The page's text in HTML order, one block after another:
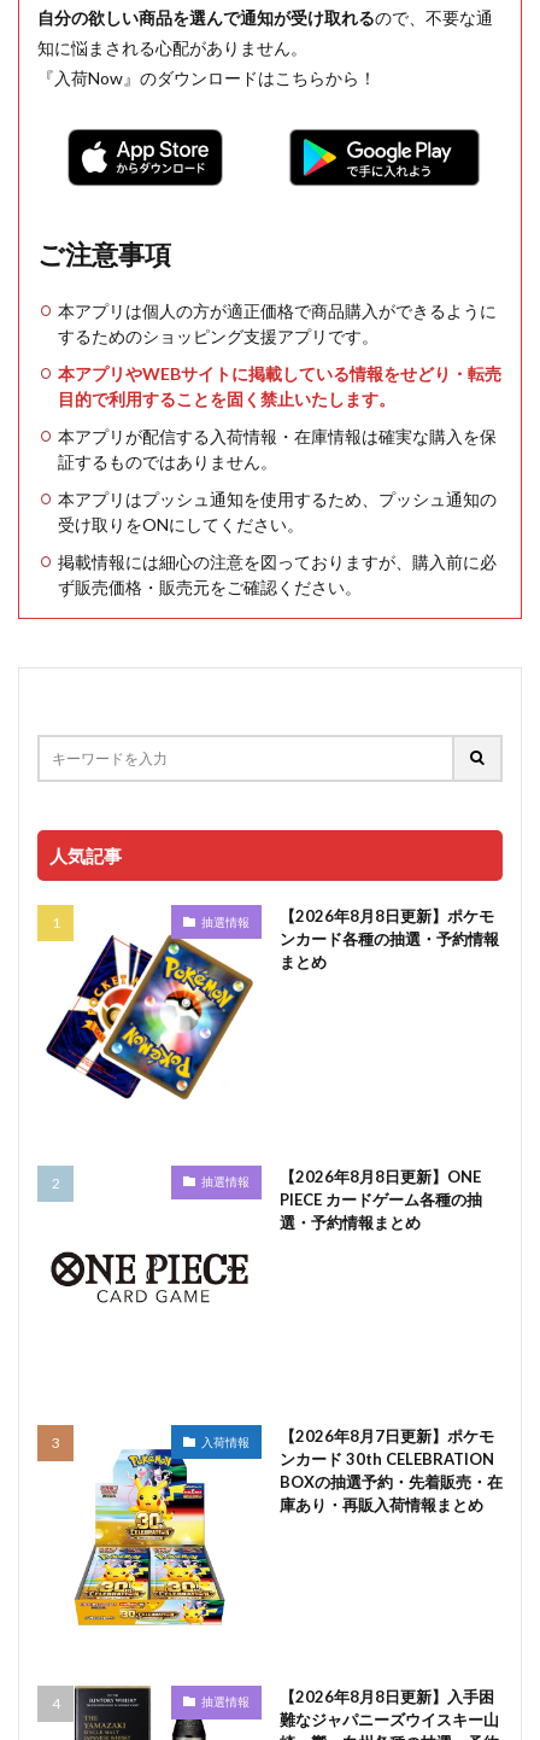
自分の欲しい商品を選んで通知が受け取れるので、不要な通
知に悩まされる心配がありません。
『入荷Now』のダウンロードはこちらから！
ご注意事項
本アプリは個人の方が適正価格で商品購入ができるように
するためのショッピング支援アプリです。
本アプリやWEBサイトに掲載している情報をせどり・転売
目的で利用することを固く禁止いたします。
本アプリが配信する入荷情報・在庫情報は確実な購入を保
証するものではありません。
本アプリはプッシュ通知を使用するため、プッシュ通知の
受け取りをONにしてください。
掲載情報には細心の注意を図っておりますが、購入前に必
ず販売価格・販売元をご確認ください。
人気記事
抽選情報
【2026年8月8日更新】ポケモ
ンカード各種の抽選・予約情報
まとめ
抽選情報
【2026年8月8日更新】ONE
PIECE カードゲーム各種の抽
選・予約情報まとめ
入荷情報
【2026年8月7日更新】ポケモ
ンカード 30th CELEBRATION
BOXの抽選予約・先着販売・在
庫あり・再販入荷情報まとめ
抽選情報
【2026年8月8日更新】入手困
難なジャパニーズウイスキー山